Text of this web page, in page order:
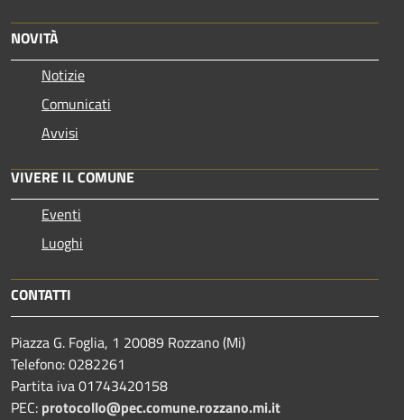
NOVITÀ
Notizie
Comunicati
Avvisi
VIVERE IL COMUNE
Eventi
Luoghi
CONTATTI
Piazza G. Foglia, 1 20089 Rozzano (Mi)
Telefono: 0282261
Partita iva 01743420158
PEC: protocollo@pec.comune.rozzano.mi.it